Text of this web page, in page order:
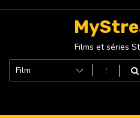
Films et séries